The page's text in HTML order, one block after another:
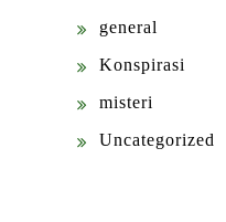
general
Konspirasi
misteri
Uncategorized